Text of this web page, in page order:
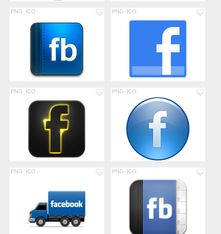
PNG ICO PNG ICO
PNG ICO PNG ICO
PNG ICO PNG ICO